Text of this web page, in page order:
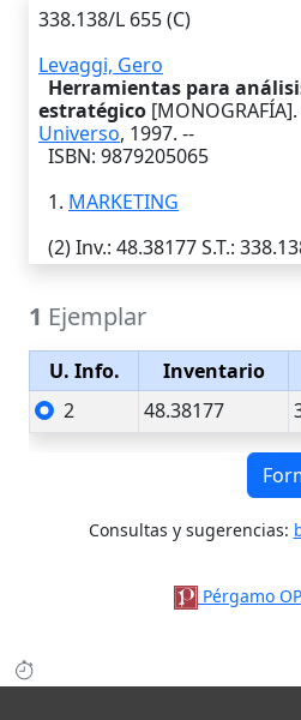
338.138/L 655 (C)
Levaggi, Gero
Herramientas para
estratégico [MONOGRAFÍA].
Universo, 1997. --
ISBN: 9879205065
1. MARKETING
(2)Inv.: 48.38177S.T.:
1 Ejemplar
U. Info. Inventario
2
48.38177
Consultas y sugerencias:
Pérgamo